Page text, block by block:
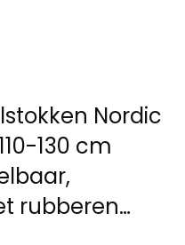
Nordic
130 cm
rubberen…